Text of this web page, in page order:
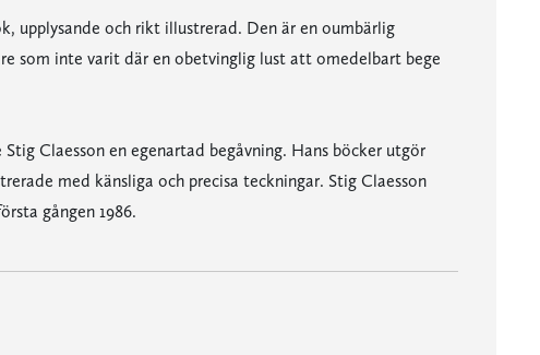
upplysande och rikt illustrerad. Den är en oumbärlig
som inte varit där en obetvinglig lust att omedelbart bege
Claesson en egenartad begåvning. Hans böcker utgör
med känsliga och precisa teckningar. Stig Claesson
gången 1986.